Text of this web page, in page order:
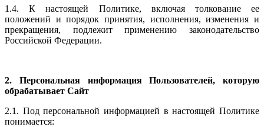
1.4. К настоящей Политике, включая толкование ее
положений и порядок принятия, исполнения, изменения и
прекращения, подлежит применению законодательство
Российской Федерации.
2. Персональная информация Пользователей, которую
обрабатывает Сайт
2.1. Под персональной информацией в настоящей Политике
понимается: